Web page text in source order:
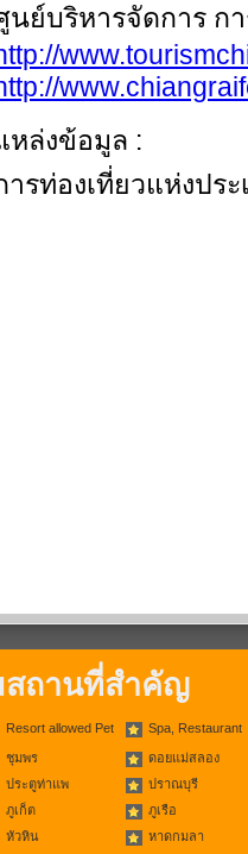
นย์บริหารจัดการ กา
หล่งข้อมูล :
ารท่องเที่ยวแห่งปร
ถานที่สำคัญ
Resort allowed Pet Spa, Restaurant
ชุมพร
ดอยแม่สลอง
ประตูท่าแพ
ปราณบุรี
ภูเก็ต
ภูเรือ
หัวหิน
หาดกมลา